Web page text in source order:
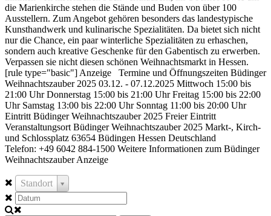
die Marienkirche stehen die Stände und Buden von über 100
Ausstellern. Zum Angebot gehören besonders das landestypische
Kunsthandwerk und kulinarische Spezialitäten. Da bietet sich nicht
nur die Chance, ein paar winterliche Spezialitäten zu erhaschen,
sondern auch kreative Geschenke für den Gabentisch zu erwerben.
Verpassen sie nicht diesen schönen Weihnachtsmarkt in Hessen.
[rule type="basic"] Anzeige Termine und Öffnungszeiten Büdinger
Weihnachtszauber 2025 03.12. - 07.12.2025 Mittwoch 15:00 bis
21:00 Uhr Donnerstag 15:00 bis 21:00 Uhr Freitag 15:00 bis 22:00
Uhr Samstag 13:00 bis 22:00 Uhr Sonntag 11:00 bis 20:00 Uhr
Eintritt Büdinger Weihnachtszauber 2025 Freier Eintritt
Veranstaltungsort Büdinger Weihnachtszauber 2025 Markt-, Kirch-
und Schlossplatz 63654 Büdingen Hessen Deutschland
Telefon: +49 6042 884-1500 Weitere Informationen zum Büdinger
Weihnachtszauber Anzeige
Standort